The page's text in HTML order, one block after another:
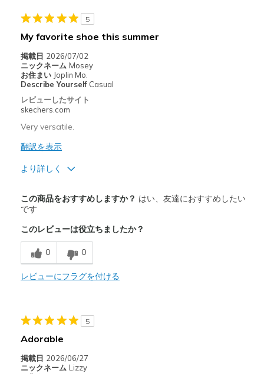
5
My favorite shoe this summer
掲載日 2026/07/02
ニックネーム Mosey
お住まい Joplin Mo.
Describe Yourself Casual
レビューしたサイト
skechers.com
Very versatile.
翻訳を表示
より詳しく
Attractive Design
Comfortable
Stylish
以下に最適
Going Out
Special Occasions
Travel
この商品をおすすめしますか？ はい、友達におすすめしたい
です
このレビューは役立ちましたか？
0 0
レビューにフラグを付ける
5
Adorable
掲載日 2026/06/27
ニックネーム Lizzy